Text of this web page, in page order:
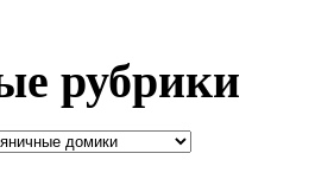
рубрики